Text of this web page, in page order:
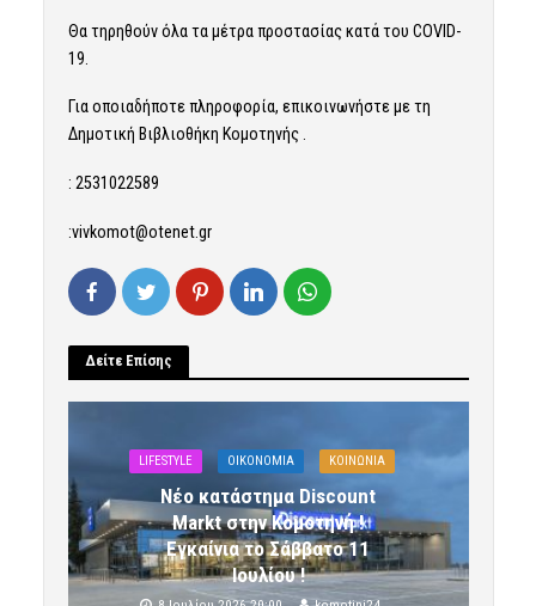
Θα τηρηθούν όλα τα μέτρα προστασίας κατά του COVID-
19.
Για οποιαδήποτε πληροφορία, επικοινωνήστε με τη
Δημοτική Βιβλιοθήκη Κομοτηνής .
: 2531022589
:vivkomot@otenet.gr
Δείτε Επίσης
LIFESTYLE OIKONOMIA ΚΟΙΝΩΝΙΑ
Νέο κατάστημα Discount
Markt στην Κομοτηνή !
Εγκαίνια το Σάββατο 11
Ιουλίου !